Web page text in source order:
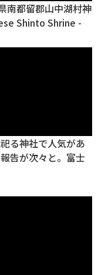
南都留郡山中湖村神
Shinto Shrine -
る神社で人気があ
告が次々と。富士